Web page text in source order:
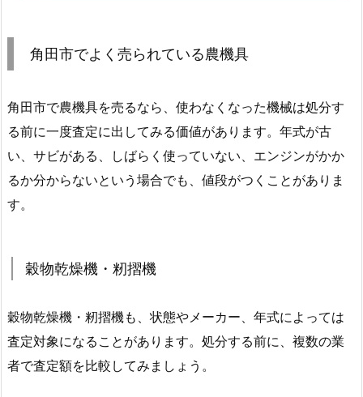
角田市でよく売られている農機具
角田市で農機具を売るなら、使わなくなった機械は処分す
る前に一度査定に出してみる価値があります。年式が古
い、サビがある、しばらく使っていない、エンジンがかか
るか分からないという場合でも、値段がつくことがありま
す。
穀物乾燥機・籾摺機
穀物乾燥機・籾摺機も、状態やメーカー、年式によっては
査定対象になることがあります。処分する前に、複数の業
者で査定額を比較してみましょう。